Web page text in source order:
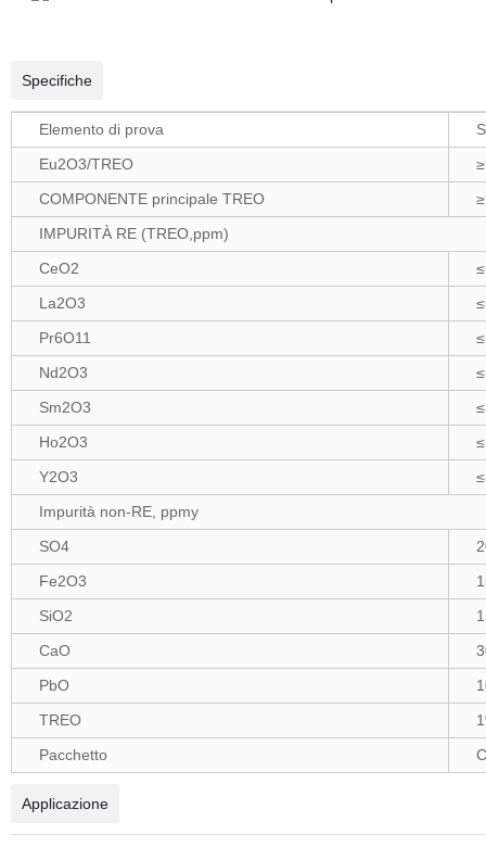
Specifiche
Elemento di prova
Eu2O3/TREO
COMPONENTE principale TREO
IMPURITÀ RE (TREO,ppm)
CeO2
La2O3
Pr6O11
Nd2O3
Sm2O3
Ho2O3
Y2O3
Impurità non-RE, ppmy
SO4
Fe2O3
SiO2
CaO
PbO
TREO
Pacchetto
Applicazione